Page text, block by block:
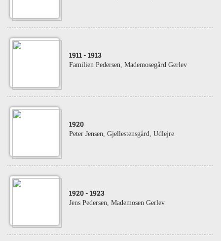
1911 - 1913
Familien Pedersen, Mademosegård Gerlev
1920
Peter Jensen, Gjellestensgård, Udlejre
1920 - 1923
Jens Pedersen, Mademosen Gerlev